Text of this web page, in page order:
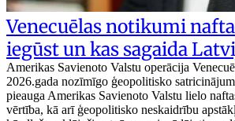
Venecuēlas notikumi
iegūst un kas sagaida
Amerikas Savienoto Valstu operācija
2026.gada nozīmīgo ģeopolitisko
pieauga Amerikas Savienoto Valstu lielo
vērtība, kā arī ģeopolitisko neskaidrību